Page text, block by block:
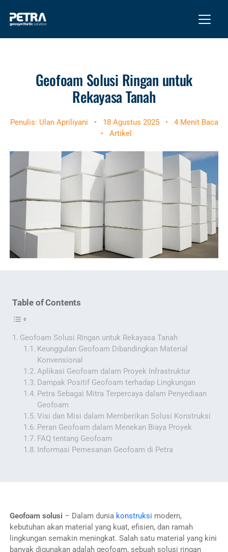
Geofoam Solusi Ringan untuk
Rekayasa Tanah
Penulis: Ulan Apriliyani • 18 Agustus 2025 •
4 Menit Baca
•
Artikel
Table of Contents
Geofoam Solusi Ringan untuk Rekayasa Tanah
Keunggulan Geofoam Dibandingkan Material
Konvensional
Aplikasi Geofoam dalam Proyek Infrastruktur
Dampak Positif Geofoam terhadap Lingkungan
Petra Sebagai Mitra Terpercaya dalam Penyediaan
Geofoam
Visi dan Misi dalam Memberikan Solusi Konstruksi
Peran Geofoam dalam Menekan Biaya Proyek
FAQ tentang Geofoam
Informasi Pemesanan Geofoam di Petra
Geofoam solusi – Dalam dunia konstruksi modern,
kebutuhan akan material yang kuat, efisien, dan ramah
lingkungan semakin meningkat. Salah satu material yang kini
banyak digunakan adalah geofoam, sebuah solusi ringan